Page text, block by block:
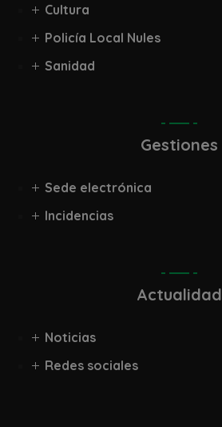
Cultura
Policía Local Nules
Sanidad
Gestiones
Sede electrónica
Incidencias
Actualidad
Noticias
Redes sociales